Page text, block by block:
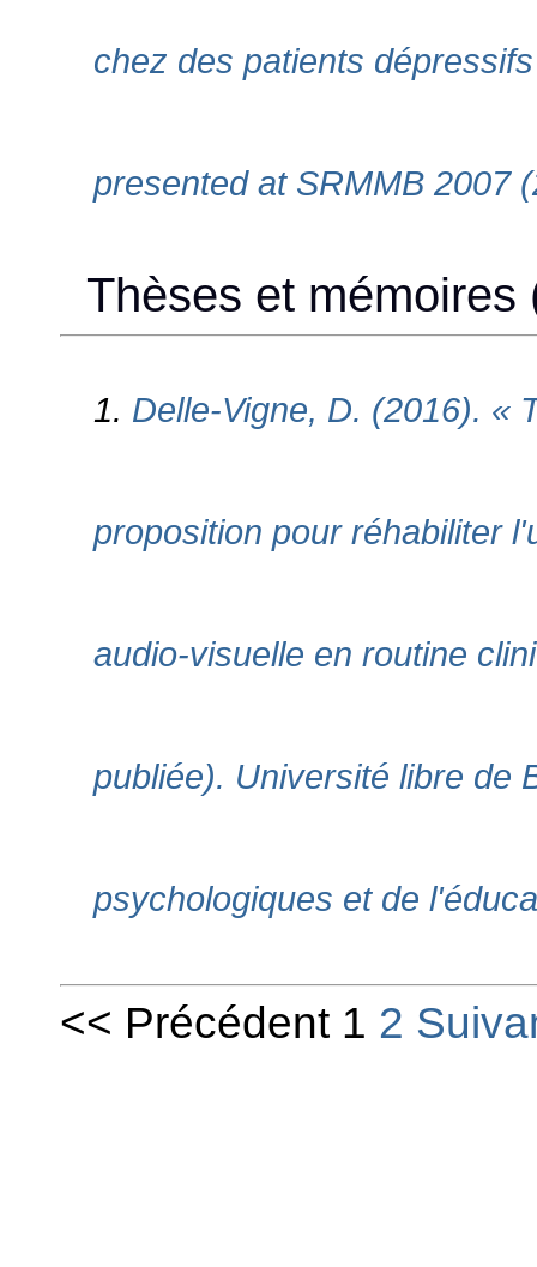
chez des patients
presented at SRMMB 2007
Thèses et mémoires
1. Delle-Vigne, D. (2016). «
proposition pour réhabiliter
audio-visuelle en routine
publiée). Université libre de
psychologiques et de
<< Précédent 1 2